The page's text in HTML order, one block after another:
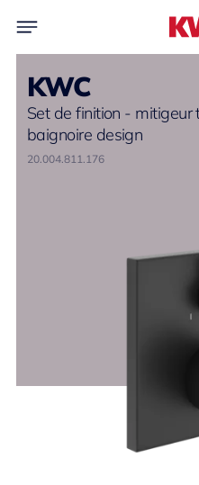
KWC
Set de finition -
baignoire design
20.004.811.176